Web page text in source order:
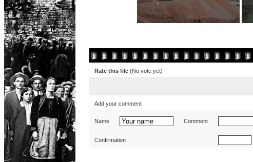
Rate this file (No vote yet)
Add your comment
Name Comment
Confirmation